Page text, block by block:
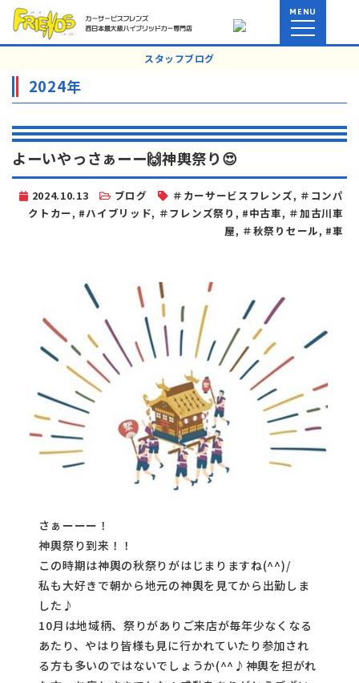
MENU
スタッフブログ
2024年
よーいやっさぁーー🙌神輿祭り😍
2024.10.13 ブログ ＃カーサービスフレンズ, ＃コンパ
クトカー, #ハイブリッド, ＃フレンズ祭り , #中古車, ＃加古川車
屋, ＃秋祭りセール, #車
さぁーーー！
神輿祭り到来！！
この時期は神輿の秋祭りがはじまりますね(^^)/
私も大好きで朝から地元の神輿を見てから出勤しま
した♪
10月は地域柄、祭りがありご来店が毎年少なくなる
あたり、やはり皆様も見に行かれていたり参加され
る方も多いのではないでしょうか(^^♪神輿を担がれ